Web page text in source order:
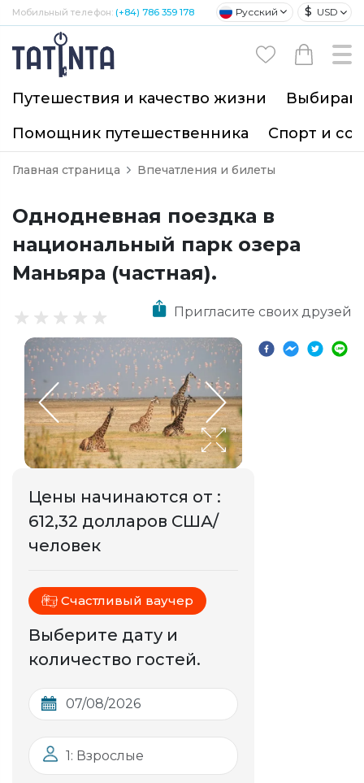
Мобильный телефон: (+84) 786 359 178 Русский $ USD
Путешествия и качество жизни
Помощник путешественника
Спорт и
Главная страница Впечатления и билеты
Однодневная поездка в
национальный парк озера
Маньяра (частная).
Пригласите своих друзей
Цены начинаются от :
612,32 долларов США/
человек
Счастливый ваучер
Выберите дату и
количество гостей.
1: Взрослые